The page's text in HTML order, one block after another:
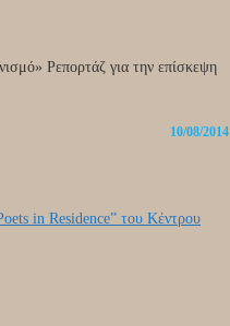
Ρεπορτάζ για την επίσκεψη
10/08/2014